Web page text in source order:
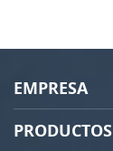
EMPRESA
PRODUCTOS